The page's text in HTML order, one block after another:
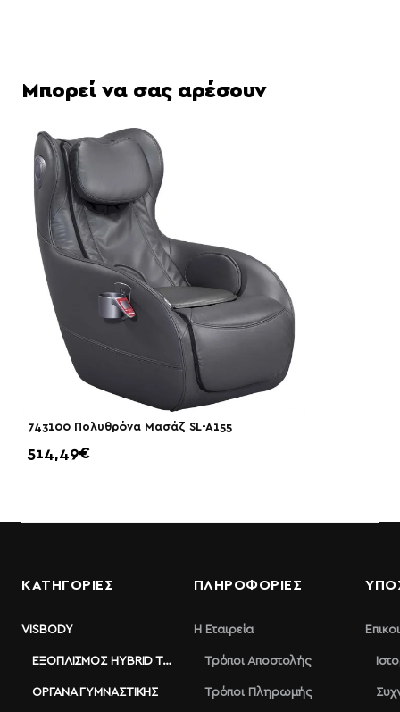
Μπορεί να σας αρέσουν
743100 Πολυθρόνα Μασάζ SL-A155
514,49€
ΚΑΤΗΓΟΡΙΕΣ
VISBODY
ΕΞΟΠΛΙΣΜΌΣ HYBRID TRAINING
ΌΡΓΑΝΑ ΓΥΜΝΑΣΤΙΚΉΣ
ΠΛΗΡΟΦΟΡΊΕΣ
Η Εταιρεία
Τρόποι Αποστολής
Τρόποι Πληρωμής